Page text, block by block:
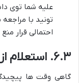
علیه شما توی
تونید با
احتمالی قرار
۶.۳. استعلام از طریق وکیل دادگستری
گاهی وقت ها